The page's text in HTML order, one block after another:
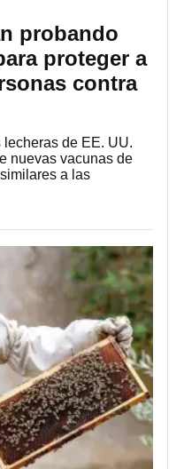
probando
proteger a
contra
de EE. UU.
nuevas vacunas de
a las